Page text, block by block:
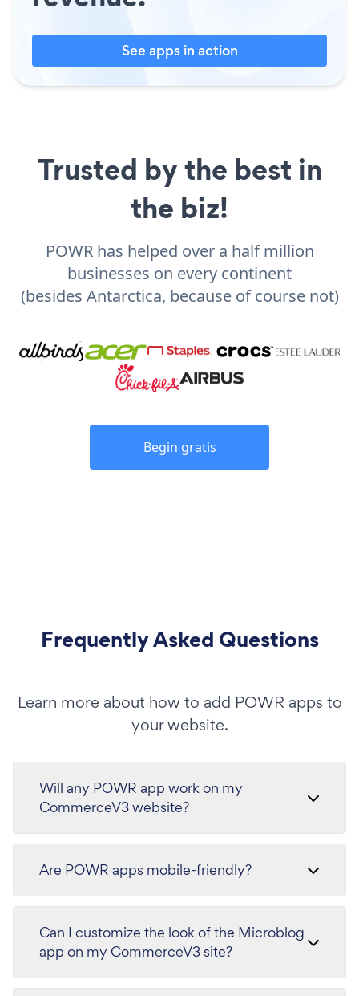
See apps in action
Trusted by the best in
the biz!
POWR has helped over a half million
businesses on every continent
(besides Antarctica, because of course not)
Begin gratis
Frequently Asked Questions
Learn more about how to add POWR apps to
your website.
Will any POWR app work on my
CommerceV3 website?
Are POWR apps mobile-friendly?
Can I customize the look of the Microblog
app on my CommerceV3 site?